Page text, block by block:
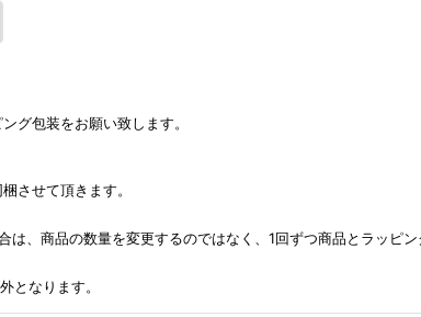
グ包装をお願い致します。
させて頂きます。
、商品の数量を変更するのではなく、1回ずつ商品とラッピ
となります。